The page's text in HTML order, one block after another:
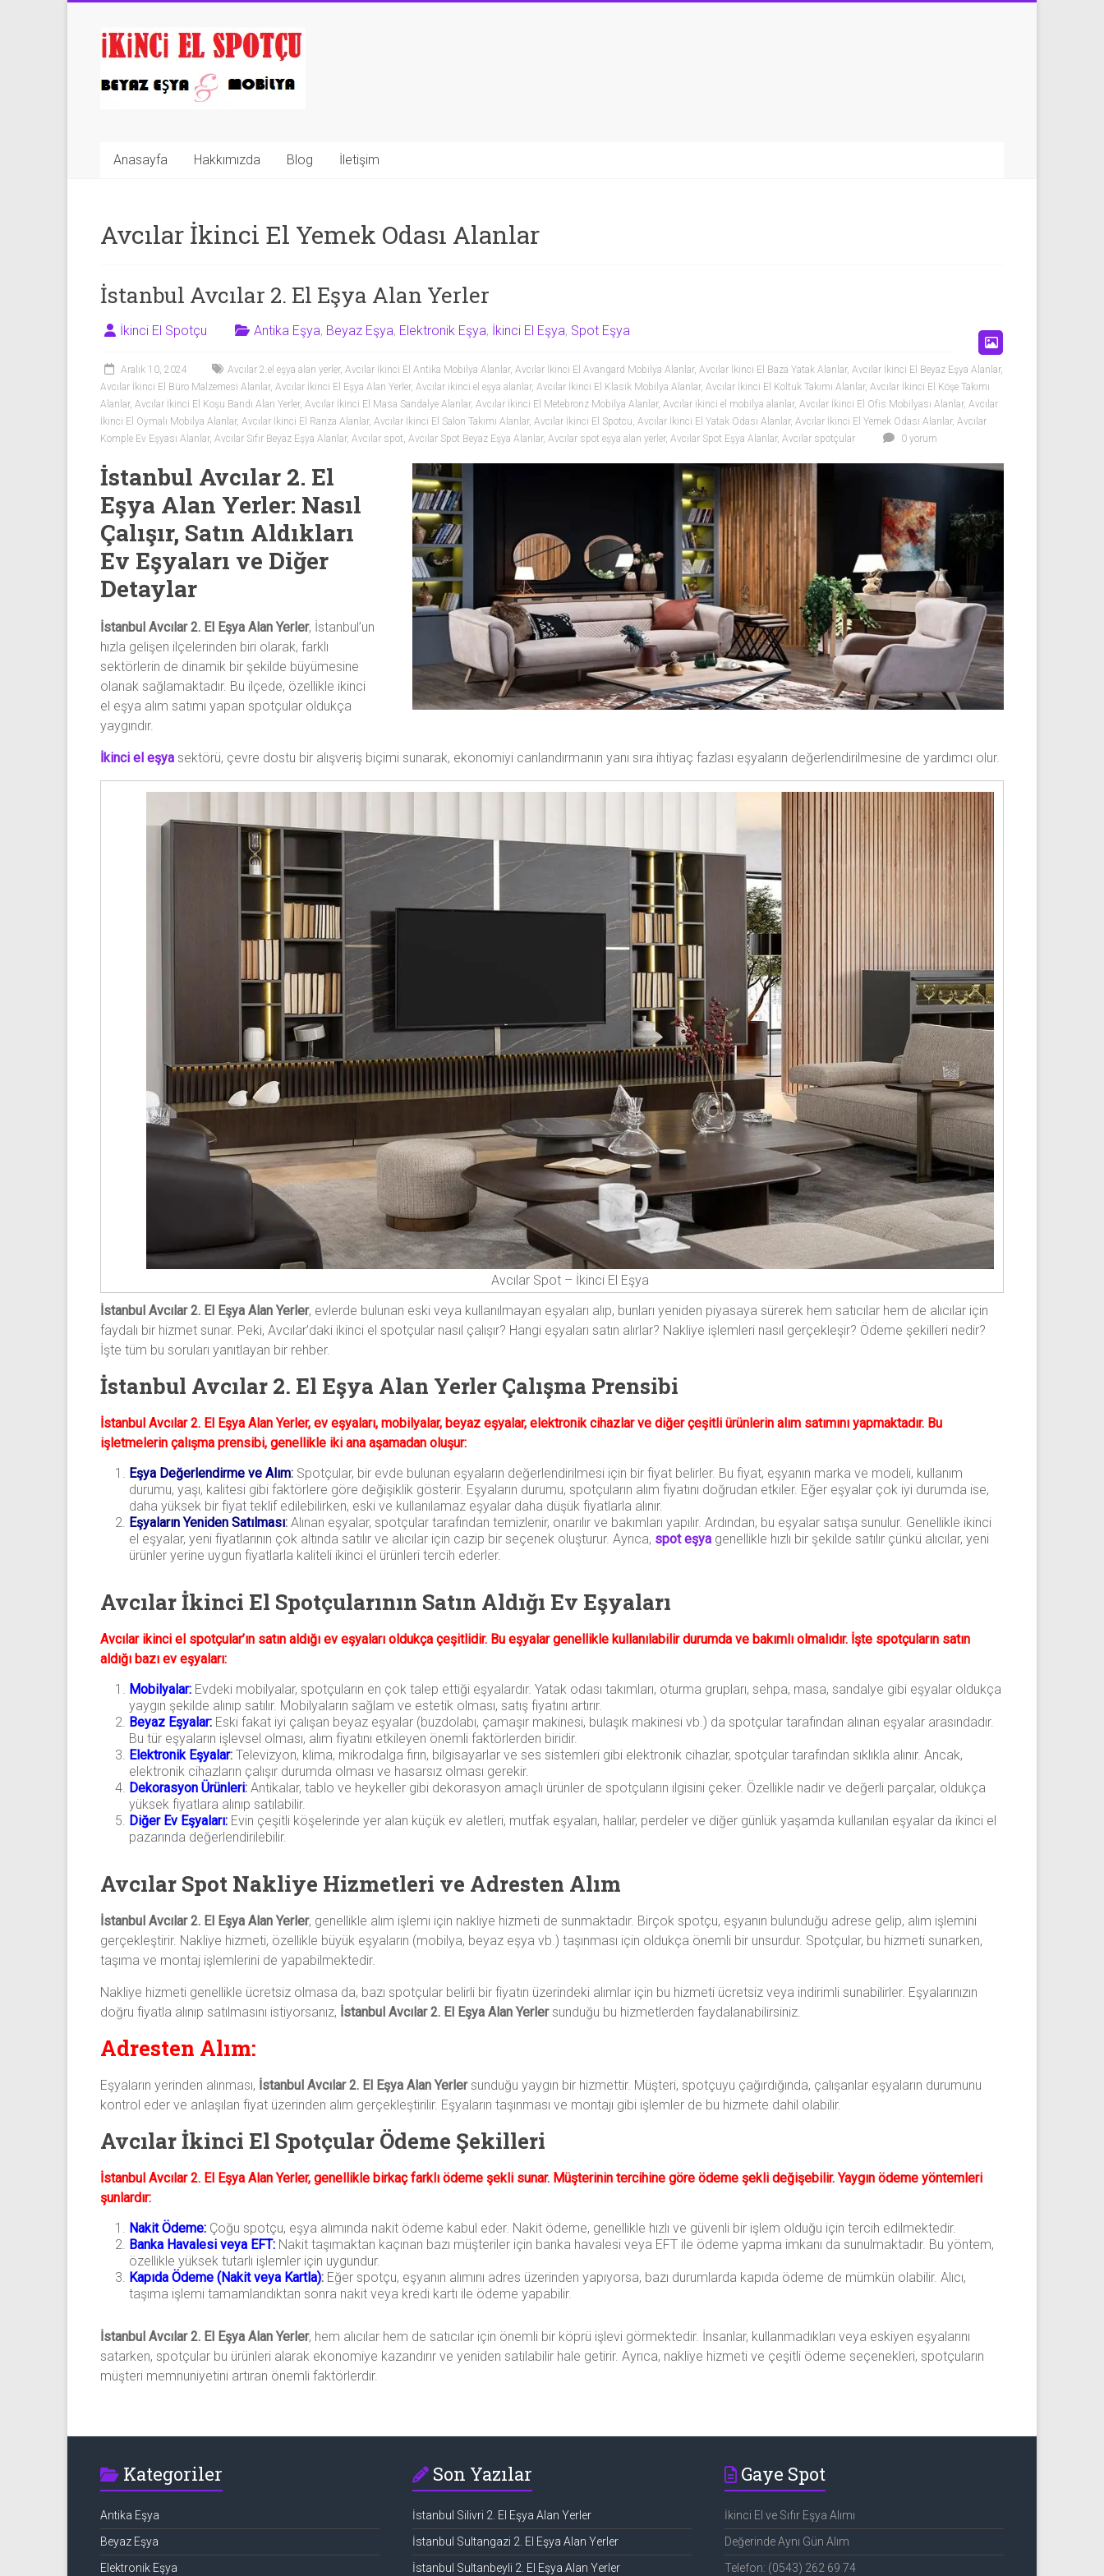
contentİkinci
El
2.El
Alanlar
|
Mobilya
|
Beyaz
Eşya
İkinci
spotçu
ev
eşyaları,
beyaz
eşya,
spot
ikinci
el
eşya,
tv,
klima,
kombi
ve
mobilya
Anasayfa Hakkımızda Blog İletişim
Avcılar İkinci El Yemek Odası Alanlar
İstanbul Avcılar 2. El Eşya Alan Yerler
İkinci El Spotçu Antika Eşya, Beyaz Eşya, Elektronik Eşya, İkinci El Eşya, Spot Eşya
Aralık 10, 2024 Avcılar 2.el eşya alan yerler, Avcılar İkinci El Antika Mobilya Alanlar, Avcılar İkinci El Avangard Mobilya Alanlar, Avcılar İkinci El Baza Yatak Alanlar, Avcılar İkinci El Beyaz Eşya Alanlar,
Avcılar İkinci El Büro Malzemesi Alanlar, Avcılar İkinci El Eşya Alan Yerler, Avcılar ikinci el eşya alanlar, Avcılar İkinci El Klasik Mobilya Alanlar, Avcılar İkinci El Koltuk Takımı Alanlar, Avcılar İkinci El Köşe Takımı
Alanlar, Avcılar İkinci El Koşu Bandı Alan Yerler, Avcılar İkinci El Masa Sandalye Alanlar, Avcılar İkinci El Metebronz Mobilya Alanlar, Avcılar ikinci el mobilya alanlar, Avcılar İkinci El Ofis Mobilyası Alanlar, Avcılar
İkinci El Oymalı Mobilya Alanlar, Avcılar İkinci El Ranza Alanlar, Avcılar İkinci El Salon Takımı Alanlar, Avcılar İkinci El Spotcu, Avcılar İkinci El Yatak Odası Alanlar, Avcılar İkinci El Yemek Odası Alanlar, Avcılar
Komple Ev Eşyası Alanlar, Avcılar Sıfır Beyaz Eşya Alanlar, Avcılar spot, Avcılar Spot Beyaz Eşya Alanlar, Avcılar spot eşya alan yerler, Avcılar Spot Eşya Alanlar, Avcılar spotçular 0 yorum
İstanbul Avcılar 2. El
Eşya Alan Yerler: Nasıl
Çalışır, Satın Aldıkları
Ev Eşyaları ve Diğer
Detaylar
İstanbul Avcılar 2. El Eşya Alan Yerler, İstanbul’un
hızla gelişen ilçelerinden biri olarak, farklı
sektörlerin de dinamik bir şekilde büyümesine
olanak sağlamaktadır. Bu ilçede, özellikle ikinci
el eşya alım satımı yapan spotçular oldukça
yaygındır.
İkinci el eşya sektörü, çevre dostu bir alışveriş biçimi sunarak, ekonomiyi canlandırmanın yanı sıra ihtiyaç fazlası eşyaların değerlendirilmesine de yardımcı olur.
Avcılar Spot – İkinci El Eşya
İstanbul Avcılar 2. El Eşya Alan Yerler, evlerde bulunan eski veya kullanılmayan eşyaları alıp, bunları yeniden piyasaya sürerek hem satıcılar hem de alıcılar için
faydalı bir hizmet sunar. Peki, Avcılar’daki ikinci el spotçular nasıl çalışır? Hangi eşyaları satın alırlar? Nakliye işlemleri nasıl gerçekleşir? Ödeme şekilleri nedir?
İşte tüm bu soruları yanıtlayan bir rehber.
İstanbul Avcılar 2. El Eşya Alan Yerler Çalışma Prensibi
İstanbul Avcılar 2. El Eşya Alan Yerler, ev eşyaları, mobilyalar, beyaz eşyalar, elektronik cihazlar ve diğer çeşitli ürünlerin alım satımını yapmaktadır. Bu
işletmelerin çalışma prensibi, genellikle iki ana aşamadan oluşur:
Eşya Değerlendirme ve Alım: Spotçular, bir evde bulunan eşyaların değerlendirilmesi için bir fiyat belirler. Bu fiyat, eşyanın marka ve modeli, kullanım
durumu, yaşı, kalitesi gibi faktörlere göre değişiklik gösterir. Eşyaların durumu, spotçuların alım fiyatını doğrudan etkiler. Eğer eşyalar çok iyi durumda ise,
daha yüksek bir fiyat teklif edilebilirken, eski ve kullanılamaz eşyalar daha düşük fiyatlarla alınır.
Eşyaların Yeniden Satılması: Alınan eşyalar, spotçular tarafından temizlenir, onarılır ve bakımları yapılır. Ardından, bu eşyalar satışa sunulur. Genellikle ikinci
el eşyalar, yeni fiyatlarının çok altında satılır ve alıcılar için cazip bir seçenek oluşturur. Ayrıca, spot eşya genellikle hızlı bir şekilde satılır çünkü alıcılar, yeni
ürünler yerine uygun fiyatlarla kaliteli ikinci el ürünleri tercih ederler.
Avcılar İkinci El Spotçularının Satın Aldığı Ev Eşyaları
Avcılar ikinci el spotçular’ın satın aldığı ev eşyaları oldukça çeşitlidir. Bu eşyalar genellikle kullanılabilir durumda ve bakımlı olmalıdır. İşte spotçuların satın
aldığı bazı ev eşyaları:
Mobilyalar: Evdeki mobilyalar, spotçuların en çok talep ettiği eşyalardır. Yatak odası takımları, oturma grupları, sehpa, masa, sandalye gibi eşyalar oldukça
yaygın şekilde alınıp satılır. Mobilyaların sağlam ve estetik olması, satış fiyatını artırır.
Beyaz Eşyalar: Eski fakat iyi çalışan beyaz eşyalar (buzdolabı, çamaşır makinesi, bulaşık makinesi vb.) da spotçular tarafından alınan eşyalar arasındadır.
Bu tür eşyaların işlevsel olması, alım fiyatını etkileyen önemli faktörlerden biridir.
Elektronik Eşyalar: Televizyon, klima, mikrodalga fırın, bilgisayarlar ve ses sistemleri gibi elektronik cihazlar, spotçular tarafından sıklıkla alınır. Ancak,
elektronik cihazların çalışır durumda olması ve hasarsız olması gerekir.
Dekorasyon Ürünleri: Antikalar, tablo ve heykeller gibi dekorasyon amaçlı ürünler de spotçuların ilgisini çeker. Özellikle nadir ve değerli parçalar, oldukça
yüksek fiyatlara alınıp satılabilir.
Diğer Ev Eşyaları: Evin çeşitli köşelerinde yer alan küçük ev aletleri, mutfak eşyaları, halılar, perdeler ve diğer günlük yaşamda kullanılan eşyalar da ikinci el
pazarında değerlendirilebilir.
Avcılar Spot Nakliye Hizmetleri ve Adresten Alım
İstanbul Avcılar 2. El Eşya Alan Yerler, genellikle alım işlemi için nakliye hizmeti de sunmaktadır. Birçok spotçu, eşyanın bulunduğu adrese gelip, alım işlemini
gerçekleştirir. Nakliye hizmeti, özellikle büyük eşyaların (mobilya, beyaz eşya vb.) taşınması için oldukça önemli bir unsurdur. Spotçular, bu hizmeti sunarken,
taşıma ve montaj işlemlerini de yapabilmektedir.
Nakliye hizmeti genellikle ücretsiz olmasa da, bazı spotçular belirli bir fiyatın üzerindeki alımlar için bu hizmeti ücretsiz veya indirimli sunabilirler. Eşyalarınızın
doğru fiyatla alınıp satılmasını istiyorsanız, İstanbul Avcılar 2. El Eşya Alan Yerlersunduğu bu hizmetlerden faydalanabilirsiniz.
Adresten Alım:
Eşyaların yerinden alınması, İstanbul Avcılar 2. El Eşya Alan Yerlersunduğu yaygın bir hizmettir. Müşteri, spotçuyu çağırdığında, çalışanlar eşyaların durumunu
kontrol eder ve anlaşılan fiyat üzerinden alım gerçekleştirilir. Eşyaların taşınması ve montajı gibi işlemler de bu hizmete dahil olabilir.
Avcılar İkinci El Spotçular Ödeme Şekilleri
İstanbul Avcılar 2. El Eşya Alan Yerler, genellikle birkaç farklı ödeme şekli sunar. Müşterinin tercihine göre ödeme şekli değişebilir. Yaygın ödeme yöntemleri
şunlardır:
Nakit Ödeme: Çoğu spotçu, eşya alımında nakit ödeme kabul eder. Nakit ödeme, genellikle hızlı ve güvenli bir işlem olduğu için tercih edilmektedir.
Banka Havalesi veya EFT: Nakit taşımaktan kaçınan bazı müşteriler için banka havalesi veya EFT ile ödeme yapma imkanı da sunulmaktadır. Bu yöntem,
özellikle yüksek tutarlı işlemler için uygundur.
Kapıda Ödeme (Nakit veya Kartla): Eğer spotçu, eşyanın alımını adres üzerinden yapıyorsa, bazı durumlarda kapıda ödeme de mümkün olabilir. Alıcı,
taşıma işlemi tamamlandıktan sonra nakit veya kredi kartı ile ödeme yapabilir.
İstanbul Avcılar 2. El Eşya Alan Yerler, hem alıcılar hem de satıcılar için önemli bir köprü işlevi görmektedir. İnsanlar, kullanmadıkları veya eskiyen eşyalarını
satarken, spotçular bu ürünleri alarak ekonomiye kazandırır ve yeniden satılabilir hale getirir. Ayrıca, nakliye hizmeti ve çeşitli ödeme seçenekleri, spotçuların
müşteri memnuniyetini artıran önemli faktörlerdir.
Kategoriler
Antika Eşya
Beyaz Eşya
Elektronik Eşya
Son Yazılar
İstanbul Silivri 2. El Eşya Alan Yerler
İstanbul Sultangazi 2. El Eşya Alan Yerler
İstanbul Sultanbeyli 2. El Eşya Alan Yerler
Gaye Spot
İkinci El ve Sıfır Eşya Alımı
Değerinde Aynı Gün Alım
Telefon: (0543) 262 69 74